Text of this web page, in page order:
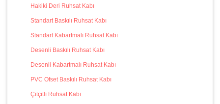
Hakiki Deri Ruhsat Kabı
Standart Baskılı Ruhsat Kabı
Standart Kabartmalı Ruhsat Kabı
Desenli Baskılı Ruhsat Kabı
Desenli Kabartmalı Ruhsat Kabı
PVC Ofset Baskılı Ruhsat Kabı
Çıtçıtlı Ruhsat Kabı